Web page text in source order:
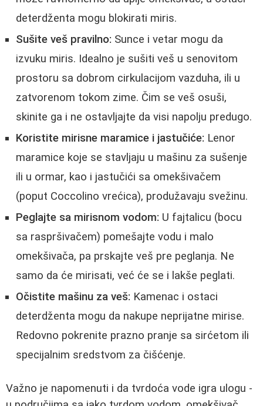
deterdženta mogu blokirati miris.
Sušite veš pravilno: Sunce i vetar mogu da
izvuku miris. Idealno je sušiti veš u senovitom
prostoru sa dobrom cirkulacijom vazduha, ili u
zatvorenom tokom zime. Čim se veš osuši,
skinite ga i ne ostavljajte da visi napolju predugo.
Koristite mirisne maramice i jastučiće: Lenor
maramice koje se stavljaju u mašinu za sušenje
ili u ormar, kao i jastučići sa omekšivačem
(poput Coccolino vrećica), produžavaju svežinu.
Peglajte sa mirisnom vodom: U fajtalicu (bocu
sa raspršivačem) pomešajte vodu i malo
omekšivača, pa prskajte veš pre peglanja. Ne
samo da će mirisati, već će se i lakše peglati.
Očistite mašinu za veš: Kamenac i ostaci
deterdženta mogu da nakupe neprijatne mirise.
Redovno pokrenite prazno pranje sa sirćetom ili
specijalnim sredstvom za čišćenje.
Važno je napomenuti i da tvrdoća vode igra ulogu -